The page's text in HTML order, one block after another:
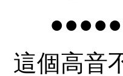
這個高音